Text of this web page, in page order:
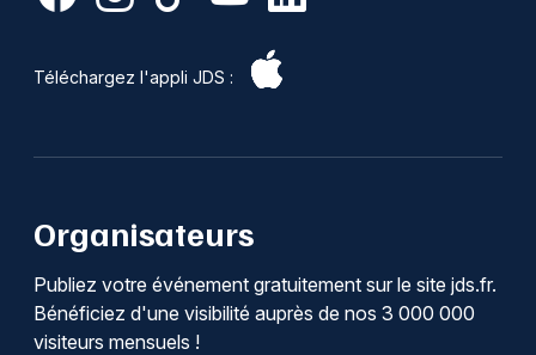
Téléchargez l'appli JDS :
Organisateurs
Publiez votre événement gratuitement sur le site jds.fr.
Bénéficiez d'une visibilité auprès de nos 3 000 000
visiteurs mensuels !